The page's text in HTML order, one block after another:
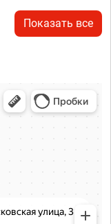
Показать все